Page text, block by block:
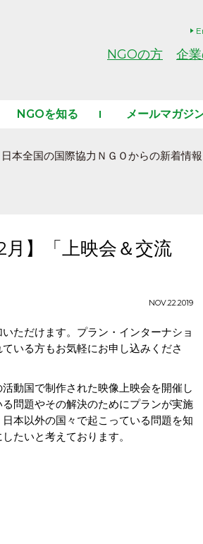
NGOの方 企
NGOを知る メールマガジ
日本全国の国際協力ＮＧＯからの新着情報
】「上映会＆交流
NOV.22.2019
ただけます。プラン・インターナショ
いる方もお気軽にお申し込みくださ
動国で制作された映像上映会を開催し
問題やその解決のためにプランが実施
本以外の国々で起こっている問題を知
たいと考えております。